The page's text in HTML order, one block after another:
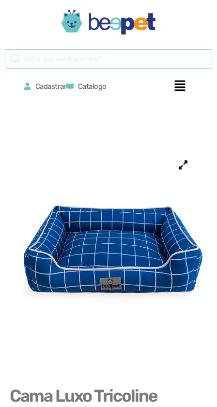
Cadastrar Catalogo
Cama Luxo Tricoline